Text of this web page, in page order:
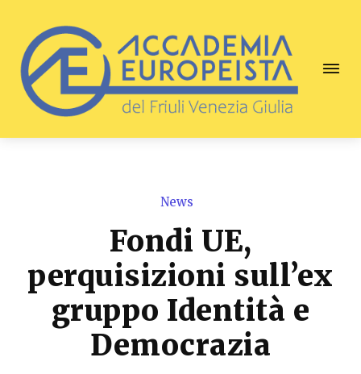
News
Fondi UE,
perquisizioni sull’ex
gruppo Identità e
Democrazia